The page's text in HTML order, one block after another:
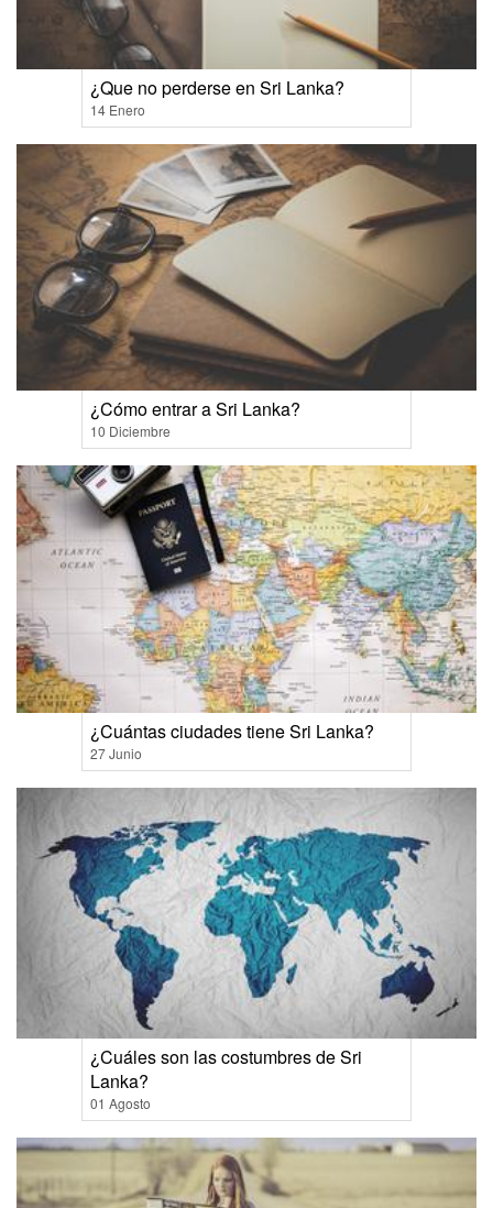
¿Que no perderse en Sri Lanka?
14 Enero
¿Cómo entrar a Sri Lanka?
10 Diciembre
¿Cuántas ciudades tiene Sri Lanka?
27 Junio
¿Cuáles son las costumbres de Sri
Lanka?
01 Agosto